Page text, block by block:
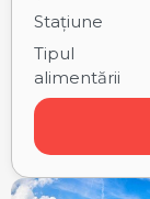
Stațiune
Tipul
alimentării